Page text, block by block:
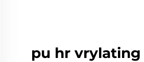
pu hr